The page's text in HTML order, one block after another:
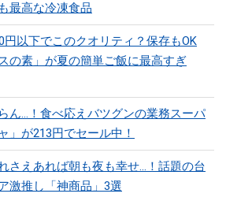
最高な冷凍食品
円以下でこのクオリティ？保存もOK
の素」が夏の簡単ご飯に最高すぎ
ん…！食べ応えバツグンの業務スーパ
」が213円でセール中！
さえあれば朝も夜も幸せ…！話題の台
激推し「神商品」3選